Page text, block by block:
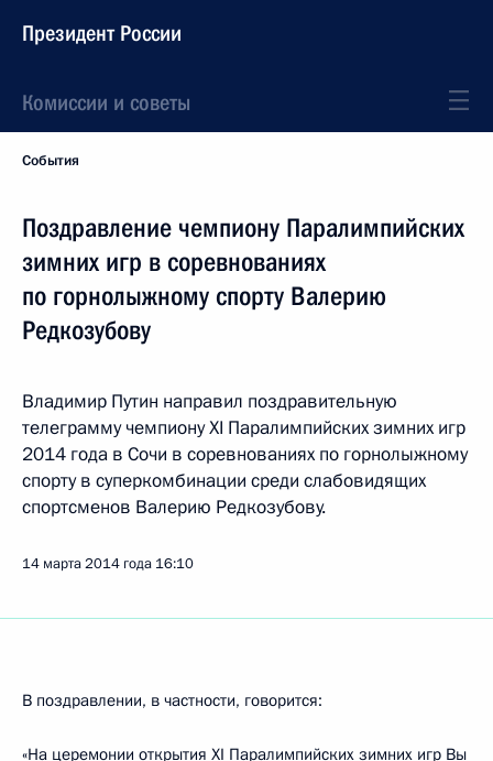
Президент России
Комиссии и советы
События
Поздравление чемпиону Паралимпийских
зимних игр в соревнованиях
по горнолыжному спорту Валерию
Редкозубову
Владимир Путин направил поздравительную
телеграмму чемпиону XI Паралимпийских зимних игр
2014 года в Сочи в соревнованиях по горнолыжному
спорту в суперкомбинации среди слабовидящих
спортсменов Валерию Редкозубову.
14 марта 2014 года 16:10
В поздравлении, в частности, говорится:
«На церемонии открытия XI Паралимпийских зимних игр Вы